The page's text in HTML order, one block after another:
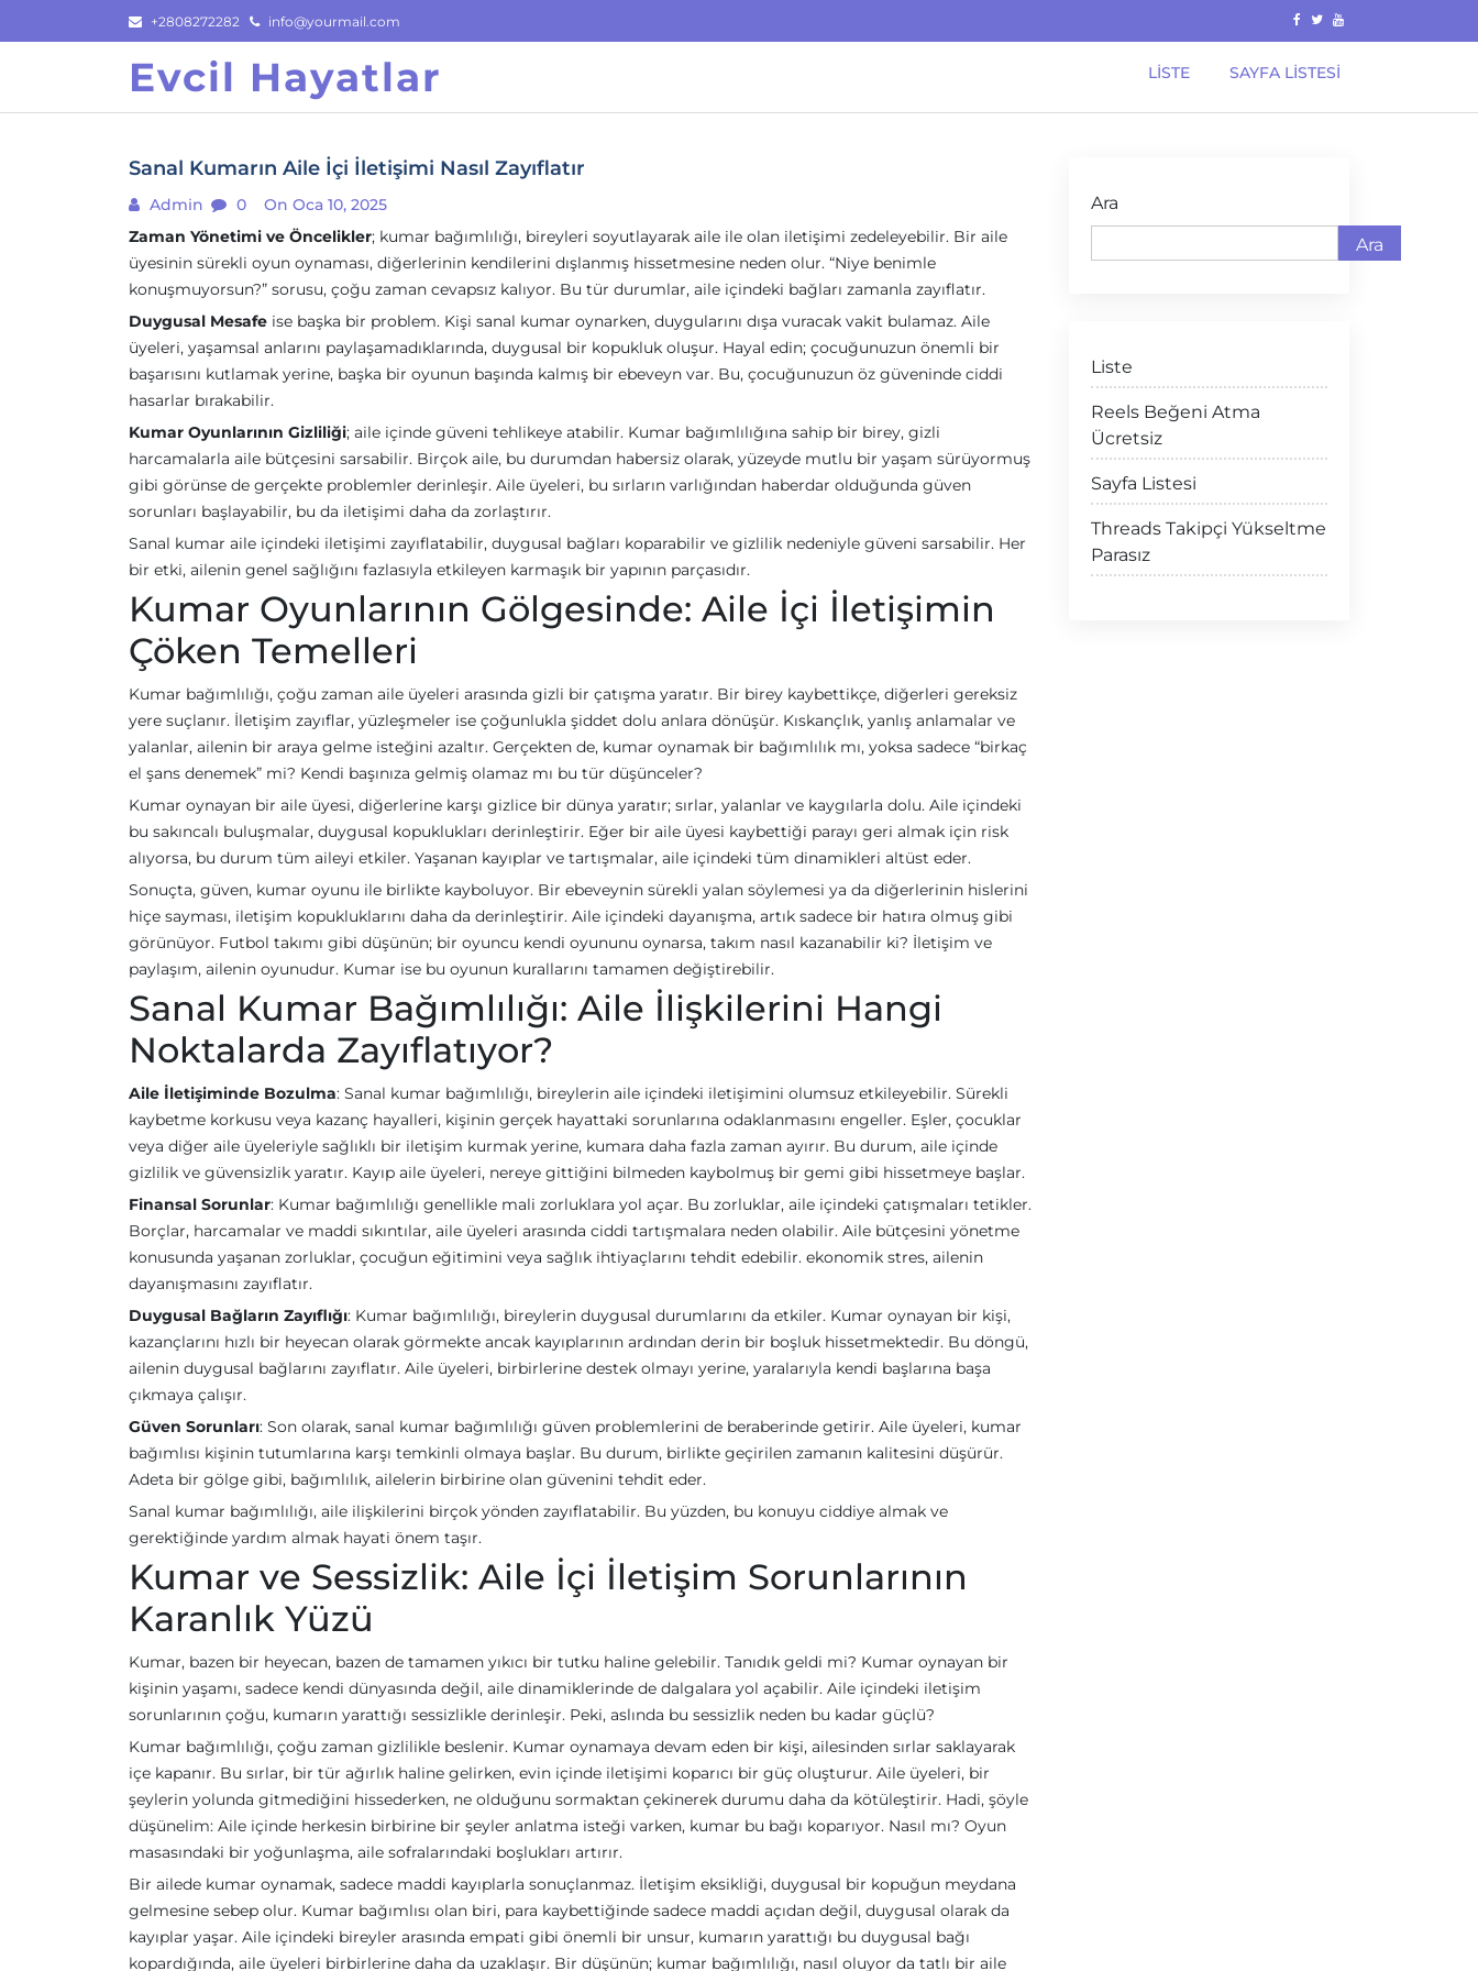
to
+2808272282 info@yourmail.com
Evcil Hayatlar LISTE SAYFA LISTESI
Sanal Kumarın Aile İçi İletişimi Nasıl Zayıflatır
Admin 0
On Oca 10, 2025
Zaman Yönetimi ve Öncelikler; kumar bağımlılığı, bireyleri soyutlayarak aile ile olan iletişimi zedeleyebilir. Bir aile
üyesinin sürekli oyun oynaması, diğerlerinin kendilerini dışlanmış hissetmesine neden olur. “Niye benimle
konuşmuyorsun?” sorusu, çoğu zaman cevapsız kalıyor. Bu tür durumlar, aile içindeki bağları zamanla zayıflatır.
Duygusal Mesafe ise başka bir problem. Kişi sanal kumar oynarken, duygularını dışa vuracak vakit bulamaz. Aile
üyeleri, yaşamsal anlarını paylaşamadıklarında, duygusal bir kopukluk oluşur. Hayal edin; çocuğunuzun önemli bir
başarısını kutlamak yerine, başka bir oyunun başında kalmış bir ebeveyn var. Bu, çocuğunuzun öz güveninde ciddi
hasarlar bırakabilir.
Kumar Oyunlarının Gizliliği; aile içinde güveni tehlikeye atabilir. Kumar bağımlılığına sahip bir birey, gizli
harcamalarla aile bütçesini sarsabilir. Birçok aile, bu durumdan habersiz olarak, yüzeyde mutlu bir yaşam sürüyormuş
gibi görünse de gerçekte problemler derinleşir. Aile üyeleri, bu sırların varlığından haberdar olduğunda güven
sorunları başlayabilir, bu da iletişimi daha da zorlaştırır.
Sanal kumar aile içindeki iletişimi zayıflatabilir, duygusal bağları koparabilir ve gizlilik nedeniyle güveni sarsabilir. Her
bir etki, ailenin genel sağlığını fazlasıyla etkileyen karmaşık bir yapının parçasıdır.
Kumar Oyunlarının Gölgesinde: Aile İçi İletişimin
Çöken Temelleri
Kumar bağımlılığı, çoğu zaman aile üyeleri arasında gizli bir çatışma yaratır. Bir birey kaybettikçe, diğerleri gereksiz
yere suçlanır. İletişim zayıflar, yüzleşmeler ise çoğunlukla şiddet dolu anlara dönüşür. Kıskançlık, yanlış anlamalar ve
yalanlar, ailenin bir araya gelme isteğini azaltır. Gerçekten de, kumar oynamak bir bağımlılık mı, yoksa sadece “birkaç
el şans denemek” mi? Kendi başınıza gelmiş olamaz mı bu tür düşünceler?
Kumar oynayan bir aile üyesi, diğerlerine karşı gizlice bir dünya yaratır; sırlar, yalanlar ve kaygılarla dolu. Aile içindeki
bu sakıncalı buluşmalar, duygusal kopuklukları derinleştirir. Eğer bir aile üyesi kaybettiği parayı geri almak için risk
alıyorsa, bu durum tüm aileyi etkiler. Yaşanan kayıplar ve tartışmalar, aile içindeki tüm dinamikleri altüst eder.
Sonuçta, güven, kumar oyunu ile birlikte kayboluyor. Bir ebeveynin sürekli yalan söylemesi ya da diğerlerinin hislerini
hiçe sayması, iletişim kopukluklarını daha da derinleştirir. Aile içindeki dayanışma, artık sadece bir hatıra olmuş gibi
görünüyor. Futbol takımı gibi düşünün; bir oyuncu kendi oyununu oynarsa, takım nasıl kazanabilir ki? İletişim ve
paylaşım, ailenin oyunudur. Kumar ise bu oyunun kurallarını tamamen değiştirebilir.
Sanal Kumar Bağımlılığı: Aile İlişkilerini Hangi
Noktalarda Zayıflatıyor?
Aile İletişiminde Bozulma: Sanal kumar bağımlılığı, bireylerin aile içindeki iletişimini olumsuz etkileyebilir. Sürekli
kaybetme korkusu veya kazanç hayalleri, kişinin gerçek hayattaki sorunlarına odaklanmasını engeller. Eşler, çocuklar
veya diğer aile üyeleriyle sağlıklı bir iletişim kurmak yerine, kumara daha fazla zaman ayırır. Bu durum, aile içinde
gizlilik ve güvensizlik yaratır. Kayıp aile üyeleri, nereye gittiğini bilmeden kaybolmuş bir gemi gibi hissetmeye başlar.
Finansal Sorunlar: Kumar bağımlılığı genellikle mali zorluklara yol açar. Bu zorluklar, aile içindeki çatışmaları tetikler.
Borçlar, harcamalar ve maddi sıkıntılar, aile üyeleri arasında ciddi tartışmalara neden olabilir. Aile bütçesini yönetme
konusunda yaşanan zorluklar, çocuğun eğitimini veya sağlık ihtiyaçlarını tehdit edebilir. ekonomik stres, ailenin
dayanışmasını zayıflatır.
Duygusal Bağların Zayıflığı: Kumar bağımlılığı, bireylerin duygusal durumlarını da etkiler. Kumar oynayan bir kişi,
kazançlarını hızlı bir heyecan olarak görmekte ancak kayıplarının ardından derin bir boşluk hissetmektedir. Bu döngü,
ailenin duygusal bağlarını zayıflatır. Aile üyeleri, birbirlerine destek olmayı yerine, yaralarıyla kendi başlarına başa
çıkmaya çalışır.
Güven Sorunları: Son olarak, sanal kumar bağımlılığı güven problemlerini de beraberinde getirir. Aile üyeleri, kumar
bağımlısı kişinin tutumlarına karşı temkinli olmaya başlar. Bu durum, birlikte geçirilen zamanın kalitesini düşürür.
Adeta bir gölge gibi, bağımlılık, ailelerin birbirine olan güvenini tehdit eder.
Sanal kumar bağımlılığı, aile ilişkilerini birçok yönden zayıflatabilir. Bu yüzden, bu konuyu ciddiye almak ve
gerektiğinde yardım almak hayati önem taşır.
Kumar ve Sessizlik: Aile İçi İletişim Sorunlarının
Karanlık Yüzü
Kumar, bazen bir heyecan, bazen de tamamen yıkıcı bir tutku haline gelebilir. Tanıdık geldi mi? Kumar oynayan bir
kişinin yaşamı, sadece kendi dünyasında değil, aile dinamiklerinde de dalgalara yol açabilir. Aile içindeki iletişim
sorunlarının çoğu, kumarın yarattığı sessizlikle derinleşir. Peki, aslında bu sessizlik neden bu kadar güçlü?
Kumar bağımlılığı, çoğu zaman gizlilikle beslenir. Kumar oynamaya devam eden bir kişi, ailesinden sırlar saklayarak
içe kapanır. Bu sırlar, bir tür ağırlık haline gelirken, evin içinde iletişimi koparıcı bir güç oluşturur. Aile üyeleri, bir
şeylerin yolunda gitmediğini hissederken, ne olduğunu sormaktan çekinerek durumu daha da kötüleştirir. Hadi, şöyle
düşünelim: Aile içinde herkesin birbirine bir şeyler anlatma isteği varken, kumar bu bağı koparıyor. Nasıl mı? Oyun
masasındaki bir yoğunlaşma, aile sofralarındaki boşlukları artırır.
Bir ailede kumar oynamak, sadece maddi kayıplarla sonuçlanmaz. İletişim eksikliği, duygusal bir kopuğun meydana
gelmesine sebep olur. Kumar bağımlısı olan biri, para kaybettiğinde sadece maddi açıdan değil, duygusal olarak da
kayıplar yaşar. Aile içindeki bireyler arasında empati gibi önemli bir unsur, kumarın yarattığı bu duygusal bağı
kopardığında, aile üyeleri birbirlerine daha da uzaklaşır. Bir düşünün; kumar bağımlılığı, nasıl oluyor da tatlı bir aile
Ara
Ara
Liste
Reels Beğeni Atma
Ücretsiz
Sayfa Listesi
Threads Takipçi Yükseltme
Parasız